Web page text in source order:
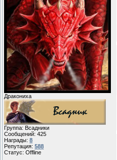
Дракониха
Группа: Всадники
Сообщений: 425
Награды: 8
Репутация: 588
Статус: Offline